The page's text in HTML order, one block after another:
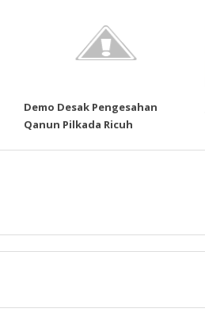
Demo Desak Pengesahan
Qanun Pilkada Ricuh